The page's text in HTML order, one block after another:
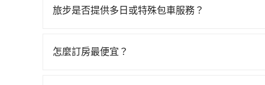
點仍有段距離，在遇到下雨天或者載行李時，就顯
的需求安排的。
旅步是否提供多日或特殊包車服務？
怎麼訂房最便宜？